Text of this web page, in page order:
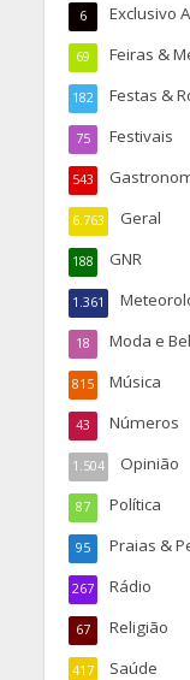
Exclusivo
6
Feiras &
69
Festas &
182
Festivais
75
543
Geral
6.763
GNR
188
1.361
Moda e
18
Música
815
Números
43
Opinião
1.504
Política
87
Praias &
95
Rádio
267
Religião
67
Saúde
417